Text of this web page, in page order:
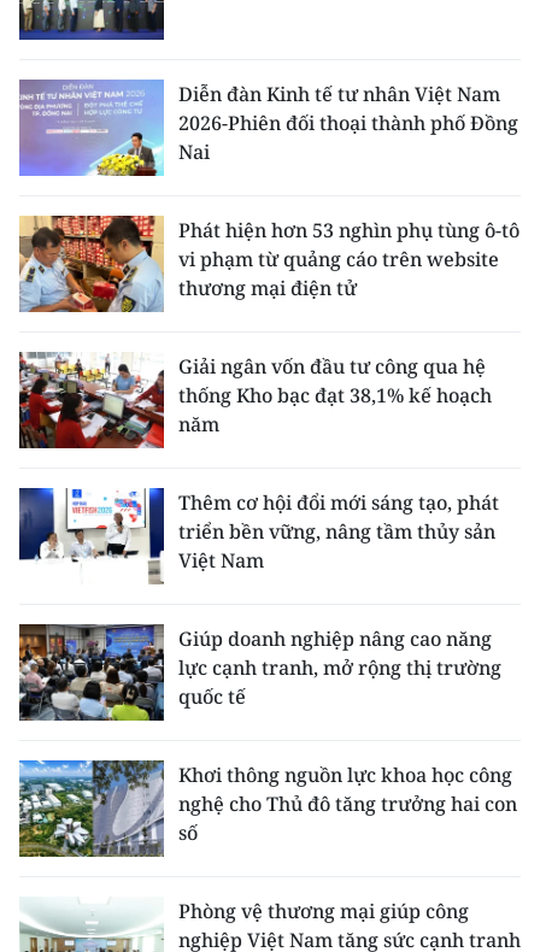
Diễn đàn Kinh tế tư nhân Việt Nam
2026-Phiên đối thoại thành phố Đồng
Nai
Phát hiện hơn 53 nghìn phụ tùng ô-tô
vi phạm từ quảng cáo trên website
thương mại điện tử
Giải ngân vốn đầu tư công qua hệ
thống Kho bạc đạt 38,1% kế hoạch
năm
Thêm cơ hội đổi mới sáng tạo, phát
triển bền vững, nâng tầm thủy sản
Việt Nam
Giúp doanh nghiệp nâng cao năng
lực cạnh tranh, mở rộng thị trường
quốc tế
Khơi thông nguồn lực khoa học công
nghệ cho Thủ đô tăng trưởng hai con
số
Phòng vệ thương mại giúp công
nghiệp Việt Nam tăng sức cạnh tranh